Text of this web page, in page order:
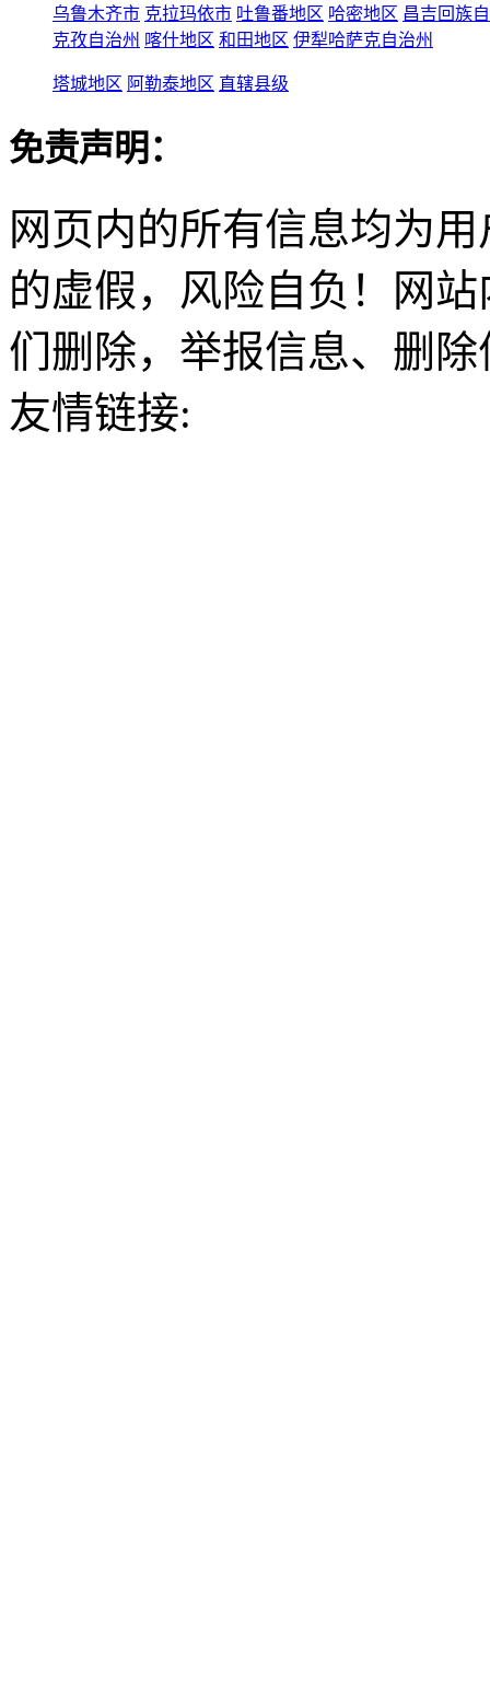
乌鲁木齐市 克拉玛依市 吐鲁番地区 哈密地区 昌吉回族
克孜自治州 喀什地区 和田地区 伊犁哈萨克自治州
塔城地区 阿勒泰地区 直辖县级
免责声明：
网页内的所有信息均为
的虚假，风险自负！网
们删除，举报信息、删
友情链接: